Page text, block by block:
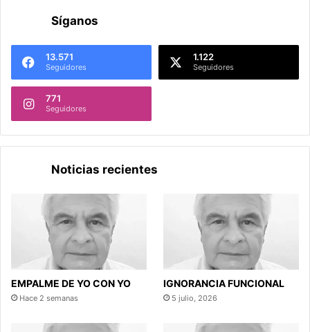
Síganos
13.571
Seguidores
1.122
Seguidores
771
Seguidores
Noticias recientes
EMPALME DE YO CON YO
Hace 2 semanas
IGNORANCIA FUNCIONAL
5 julio, 2026